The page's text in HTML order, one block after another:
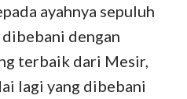
ayahnya sepuluh
dengan
terbaik dari Mesir,
lagi yang dibebani